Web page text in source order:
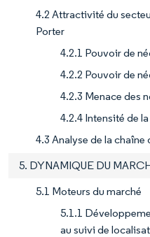
4.2 Attractivité du
Porter
4.2.1 Pouvoir de
4.2.2 Pouvoir de
4.2.3 Menace des
4.2.4 Intensité de
4.3 Analyse de la chaîne
5. DYNAMIQUE DU
5.1 Moteurs du marché
5.1.1
au suivi de